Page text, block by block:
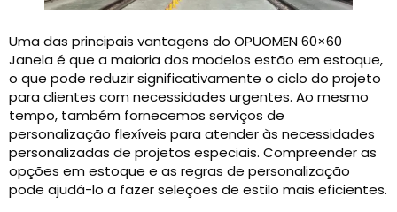
Uma das principais vantagens do OPUOMEN 60×60
Janela é que a maioria dos modelos estão em estoque,
o que pode reduzir significativamente o ciclo do projeto
para clientes com necessidades urgentes. Ao mesmo
tempo, também fornecemos serviços de
personalização flexíveis para atender às necessidades
personalizadas de projetos especiais. Compreender as
opções em estoque e as regras de personalização
pode ajudá-lo a fazer seleções de estilo mais eficientes.